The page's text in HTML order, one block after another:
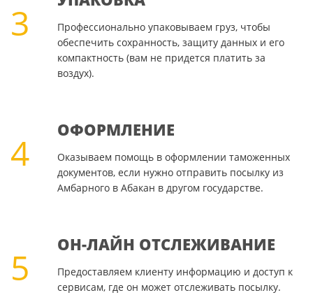
3
Профессионально упаковываем груз, чтобы
обеспечить сохранность, защиту данных и его
компактность (вам не придется платить за
воздух).
4
ОФОРМЛЕНИЕ
Оказываем помощь в оформлении таможенных
документов, если нужно отправить посылку из
Амбарного в Абакан в другом государстве.
5
ОН-ЛАЙН ОТСЛЕЖИВАНИЕ
Предоставляем клиенту информацию и доступ к
сервисам, где он может отслеживать посылку.